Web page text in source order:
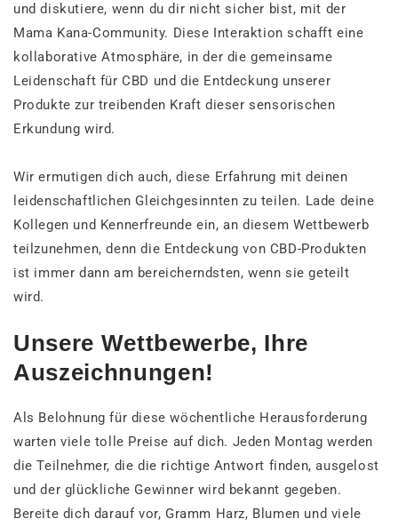
und diskutiere, wenn du dir nicht sicher bist, mit der
Mama Kana-Community. Diese Interaktion schafft eine
kollaborative Atmosphäre, in der die gemeinsame
Leidenschaft für CBD und die Entdeckung unserer
Produkte zur treibenden Kraft dieser sensorischen
Erkundung wird.
Wir ermutigen dich auch, diese Erfahrung mit deinen
leidenschaftlichen Gleichgesinnten zu teilen. Lade deine
Kollegen und Kennerfreunde ein, an diesem Wettbewerb
teilzunehmen, denn die Entdeckung von CBD-Produkten
ist immer dann am bereicherndsten, wenn sie geteilt
wird.
Unsere Wettbewerbe, Ihre
Auszeichnungen!
Als Belohnung für diese wöchentliche Herausforderung
warten viele tolle Preise auf dich. Jeden Montag werden
die Teilnehmer, die die richtige Antwort finden, ausgelost
und der glückliche Gewinner wird bekannt gegeben.
Bereite dich darauf vor, Gramm Harz, Blumen und viele